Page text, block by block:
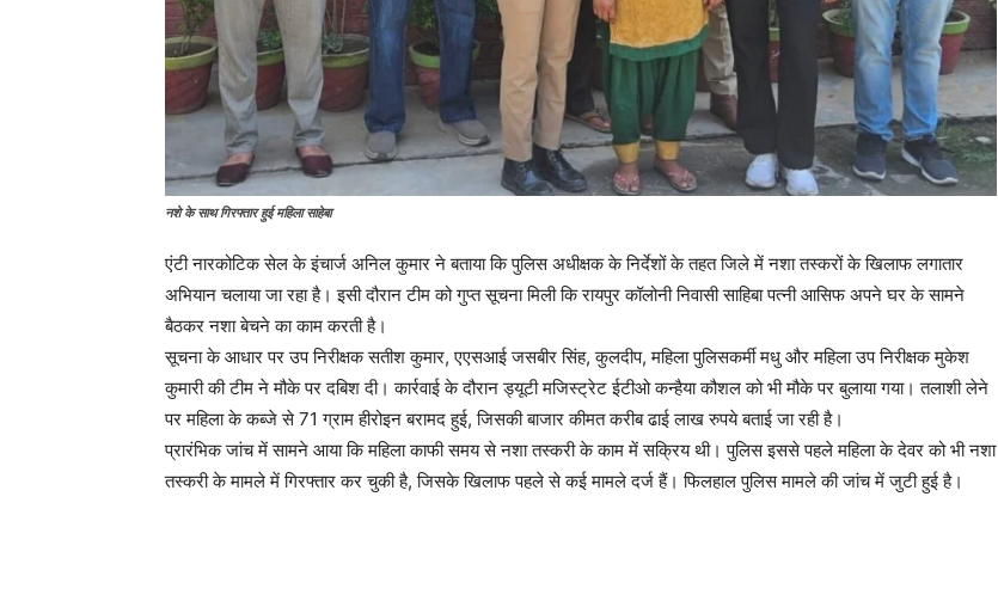
नशे के साथ गिरफ्तार हुई महिला साहेबा
एंटी नारकोटिक सेल के इंचार्ज अनिल कुमार ने बताया कि पुलिस अधीक्षक के निर्देशों के तहत जिले में नशा तस्करों के खिलाफ लगातार
अभियान चलाया जा रहा है। इसी दौरान टीम को गुप्त सूचना मिली कि रायपुर कॉलोनी निवासी साहिबा पत्नी आसिफ अपने घर के सामने
बैठकर नशा बेचने का काम करती है।
सूचना के आधार पर उप निरीक्षक सतीश कुमार, एएसआई जसबीर सिंह, कुलदीप, महिला पुलिसकर्मी मधु और महिला उप निरीक्षक मुकेश
कुमारी की टीम ने मौके पर दबिश दी। कार्रवाई के दौरान ड्यूटी मजिस्ट्रेट ईटीओ कन्हैया कौशल को भी मौके पर बुलाया गया। तलाशी लेने
पर महिला के कब्जे से 71 ग्राम हीरोइन बरामद हुई, जिसकी बाजार कीमत करीब ढाई लाख रुपये बताई जा रही है।
प्रारंभिक जांच में सामने आया कि महिला काफी समय से नशा तस्करी के काम में सक्रिय थी। पुलिस इससे पहले महिला के देवर को भी नशा
तस्करी के मामले में गिरफ्तार कर चुकी है, जिसके खिलाफ पहले से कई मामले दर्ज हैं। फिलहाल पुलिस मामले की जांच में जुटी हुई है।